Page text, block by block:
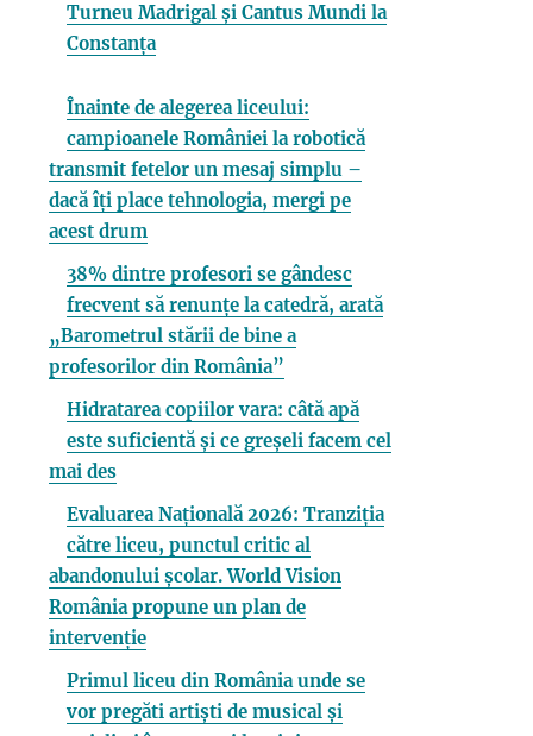
Turneu Madrigal și Cantus Mundi la
Constanța
Înainte de alegerea liceului:
campioanele României la robotică
transmit fetelor un mesaj simplu –
dacă îți place tehnologia, mergi pe
acest drum
38% dintre profesori se gândesc
frecvent să renunțe la catedră, arată
„Barometrul stării de bine a
profesorilor din România”
Hidratarea copiilor vara: câtă apă
este suficientă și ce greșeli facem cel
mai des
Evaluarea Națională 2026: Tranziția
către liceu, punctul critic al
abandonului școlar. World Vision
România propune un plan de
intervenție
Primul liceu din România unde se
vor pregăti artiști de musical și